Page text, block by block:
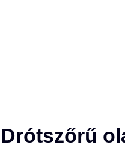
Drótszőrű